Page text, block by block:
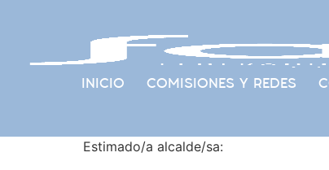
INICIO COMISIONES Y REDES
Estimado/a alcalde/sa: